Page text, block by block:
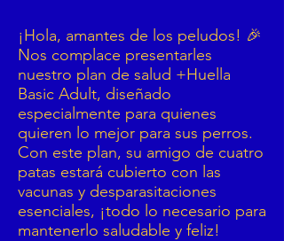
¡Hola, amantes de los peludos! 🎉
Nos complace presentarles
nuestro plan de salud +Huella
Basic Adult, diseñado
especialmente para quienes
quieren lo mejor para sus perros.
Con este plan, su amigo de cuatro
patas estará cubierto con las
vacunas y desparasitaciones
esenciales, ¡todo lo necesario para
mantenerlo saludable y feliz!